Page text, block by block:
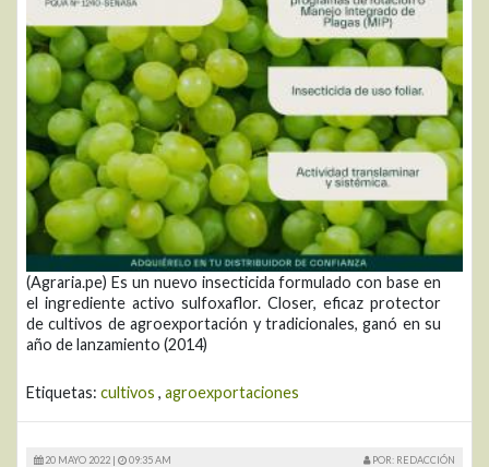
(Agraria.pe) Es un nuevo insecticida formulado con base en
el ingrediente activo sulfoxaflor. Closer, eficaz protector
de cultivos de agroexportación y tradicionales, ganó en su
año de lanzamiento (2014)
Etiquetas: cultivos , agroexportaciones
20 MAYO 2022 | 09:35 AM POR: REDACCIÓN